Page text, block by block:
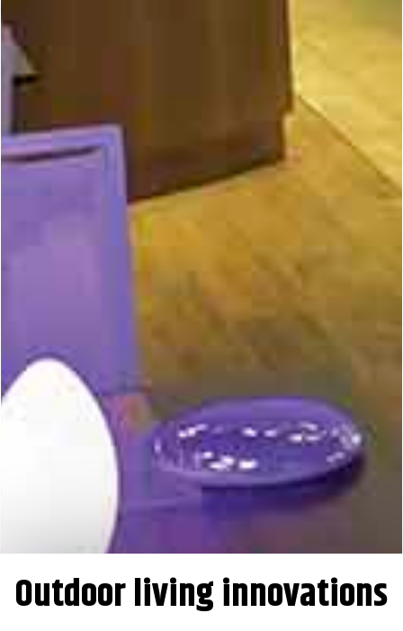
Outdoor living innovations